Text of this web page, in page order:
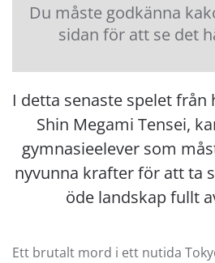
Du måste godkänna
sidan för att se det
I detta senaste spelet från
Shin Megami Tensei,
gymnasieelever som
nyvunna krafter för att ta
öde landskap fullt
Ett brutalt mord i ett nutida